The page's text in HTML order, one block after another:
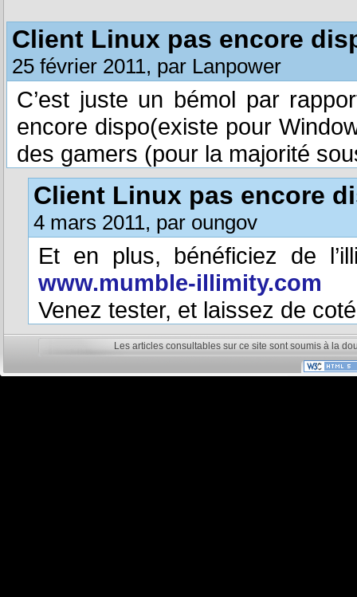
Client Linux pas encore
25 février 2011, par Lanpower
C’est juste un bémol par
encore dispo(existe pour
des gamers (pour la majorité
Client Linux pas encore
4 mars 2011, par oungov
Et en plus, bénéficiez de
www.mumble-illimity.com
Venez tester, et laissez de
Les articles consultables sur ce site sont soumis à la